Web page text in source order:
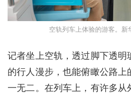
空轨列车上体验的游客。新
记者坐上空轨，透过脚下透明
的行人漫步，也能俯瞰公路上
一无二。在列车上，有许多从